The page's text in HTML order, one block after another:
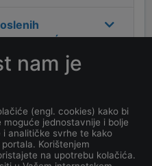
ILIĆ
DUKAT 88
ILIĆ
nam je
(engl. cookies) kako bi
jednostavnije i bolje
analitičke svrhe te kako
Korištenjem
na upotrebu kolačića.